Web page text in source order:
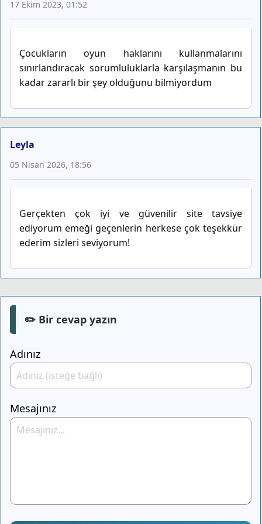
17 Ekim 2023, 01:52
Çocukların oyun haklarını kullanmalarını
sınırlandıracak sorumluluklarla karşılaşmanın bu
kadar zararlı bir şey olduğunu bilmiyordum
Leyla
05 Nisan 2026, 18:56
Gerçekten çok iyi ve güvenilir site tavsiye
ediyorum emeği geçenlerin herkese çok teşekkür
ederim sizleri seviyorum!
✏️ Bir cevap yazın
Adınız
Mesajınız